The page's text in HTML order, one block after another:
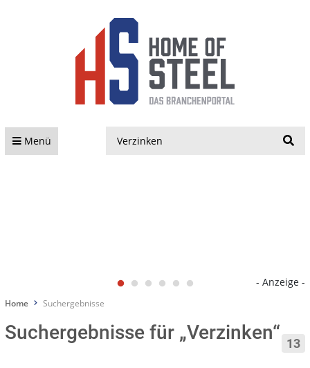
Menü
- Anzeige -
Home Suchergebnisse
Suchergebnisse für „Verzinken“ 13